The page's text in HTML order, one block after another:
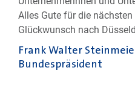
Alles Gute für die
Glückwunsch nach
Frank Walter
Bundespräsident